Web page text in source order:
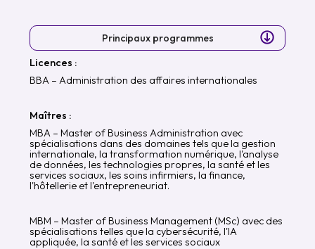
Principaux programmes
Licences :
BBA – Administration des affaires internationales
Maîtres :
MBA – Master of Business Administration avec
spécialisations dans des domaines tels que la gestion
internationale, la transformation numérique, l'analyse
de données, les technologies propres, la santé et les
services sociaux, les soins infirmiers, la finance,
l'hôtellerie et l'entrepreneuriat.
MBM – Master of Business Management (MSc) avec des
spécialisations telles que la cybersécurité, l'IA
appliquée, la santé et les services sociaux